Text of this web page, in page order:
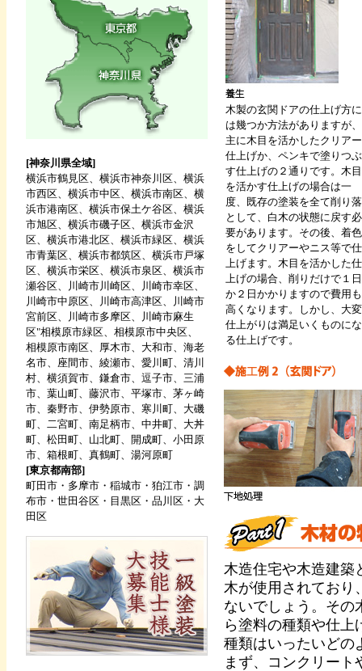
木製の玄関ドアの仕上げ方に
は幾つか方法がありますが、
主に木目を活かしたクリアー
仕上げか、ペンキで塗りつぶ
す仕上げの２通りです。木目
を活かす仕上げの場合は一
度、既存の塗装を全て削り落
として、白木の状態に戻す必
要があります。その後、着色
をしてクリアーやニス等で仕
上げます。木目を活かした仕
上げの場合、削りだけで１日
か２日かかりますので費用も
高くなります。しかし、大変
仕上がりは満足いくものにな
る仕上げです。
木造住宅や木造建築
木が使用されており
ないでしょう。その
ら塗料の種類や仕
種類はいったいどの
まず、コンクリー
[神奈川県全域]
横浜市鶴見区、横浜市神奈川区、横浜
市西区、横浜市中区、横浜市南区、横
浜市港南区、横浜市保土ケ谷区、横浜
市旭区、横浜市磯子区、横浜市金沢
区、横浜市港北区、横浜市緑区、横浜
市青葉区、横浜市都筑区、横浜市戸塚
区、横浜市栄区、横浜市泉区、横浜市
瀬谷区、川崎市川崎区、川崎市幸区、
川崎市中原区、川崎市高津区、川崎市
宮前区、川崎市多摩区、川崎市麻生
区"相模原市緑区、相模原市中央区、
相模原市南区、厚木市、大和市、海老
名市、座間市、綾瀬市、愛川町、清川
村、横須賀市、鎌倉市、逗子市、三浦
市、葉山町、藤沢市、平塚市、茅ヶ崎
市、秦野市、伊勢原市、寒川町、大磯
町、二宮町、南足柄市、中井町、大丼
町、松田町、山北町、開成町、小田原
市、箱根町、真鶴町、湯河原町
[東京都南部]
町田市・多摩市・稲城市・狛江市・調
布市・世田谷区・目黒区・品川区・大
田区